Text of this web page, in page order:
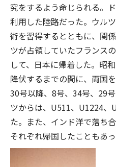
究をするよう命じられる。
利用した陸路だった。ウル
術を習得するとともに、関
ツが占領していたフランス
して、日本に帰着した。昭
降伏するまでの間に、両国
30号以降、8号、34号、29
ツからは、U511、U1224、
た。また、インド洋で落ち
それぞれ帰国したこともあっ